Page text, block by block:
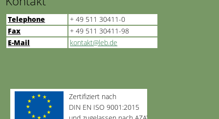
Telephone
+ 49 511 30411-0
Fax
+ 49 511 30411-98
E-Mail
kontakt@leb.de
Zertifiziert nach
DIN EN ISO 9001:2015